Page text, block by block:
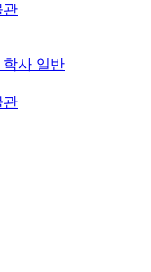
관
학사 일반
관